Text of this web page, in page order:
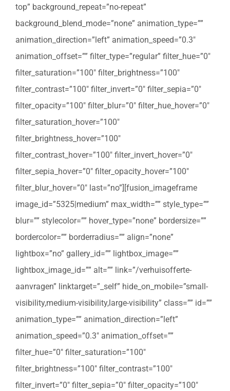
top” background_repeat=”no-repeat”
background_blend_mode=”none” animation_type=””
animation_direction=”left” animation_speed=”0.3″
animation_offset=”” filter_type=”regular” filter_hue=”0″
filter_saturation=”100″ filter_brightness=”100″
filter_contrast=”100″ filter_invert=”0″ filter_sepia=”0″
filter_opacity=”100″ filter_blur=”0″ filter_hue_hover=”0″
filter_saturation_hover=”100″
filter_brightness_hover=”100″
filter_contrast_hover=”100″ filter_invert_hover=”0″
filter_sepia_hover=”0″ filter_opacity_hover=”100″
filter_blur_hover=”0″ last=”no”][fusion_imageframe
image_id=”5325|medium” max_width=”” style_type=””
blur=”” stylecolor=”” hover_type=”none” bordersize=””
bordercolor=”” borderradius=”” align=”none”
lightbox=”no” gallery_id=”” lightbox_image=””
lightbox_image_id=”” alt=”” link=”/verhuisofferte-
aanvragen” linktarget=”_self” hide_on_mobile=”small-
visibility,medium-visibility,large-visibility” class=”” id=””
animation_type=”” animation_direction=”left”
animation_speed=”0.3″ animation_offset=””
filter_hue=”0″ filter_saturation=”100″
filter_brightness=”100″ filter_contrast=”100″
filter_invert=”0″ filter_sepia=”0″ filter_opacity=”100″